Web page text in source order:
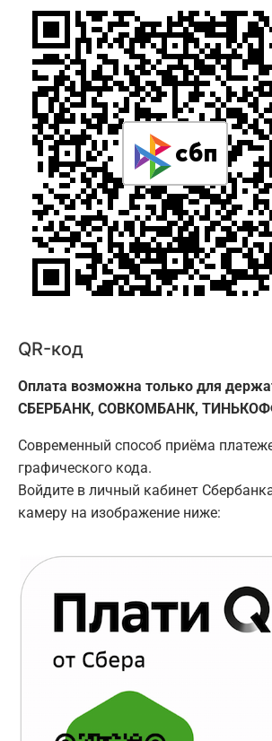
QR-код
Оплата возможна только для
СБЕРБАНК, СОВКОМБАНК,
Современный способ приёма
графического кода.
Войдите в личный кабинет
камеру на изображение ниже: